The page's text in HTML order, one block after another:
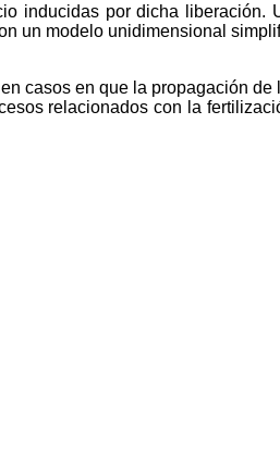
inducidas por dicha liberación.
un modelo unidimensional
casos en que la propagación de
relacionados con la